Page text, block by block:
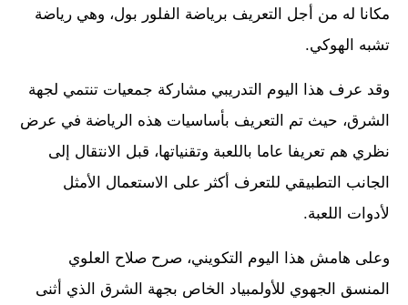
مكانا له من أجل التعريف برياضة الفلور بول، وهي رياضة
تشبه الهوكي.
وقد عرف هذا اليوم التدريبي مشاركة جمعيات تنتمي لجهة
الشرق، حيث تم التعريف بأساسيات هذه الرياضة في عرض
نظري هم تعريفا عاما باللعبة وتقنياتها، قبل الانتقال إلى
الجانب التطبيقي للتعرف أكثر على الاستعمال الأمثل
لأدوات اللعبة.
وعلى هامش هذا اليوم التكويني، صرح صلاح العلوي
المنسق الجهوي للأولمبياد الخاص بجهة الشرق الذي أثنى